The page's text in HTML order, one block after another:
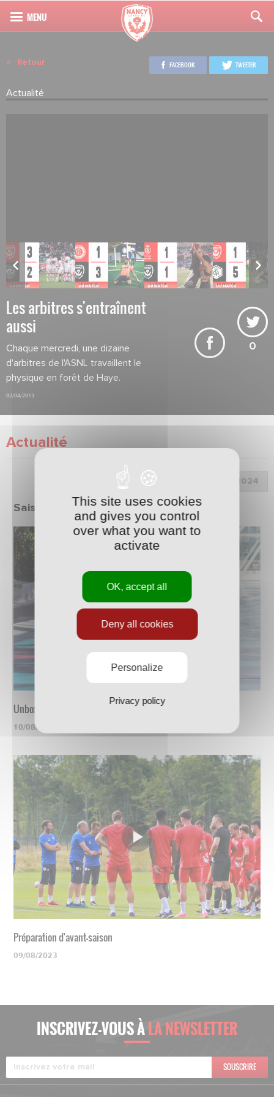
Retour
Actualité
FACEBOOK TWEETER
Les arbitres s'entraînent
aussi
Chaque mercredi, une dizaine
d'arbitres de l'ASNL travaillent le
physique en forêt de Haye.
02/04/2013
0
Actualité
Choix de la saison :
Saison 2023/2024
Unboxing du nouveau maillot
10/08/2023
Préparation d'avant-saison
09/08/2023
INSCRIVEZ-VOUS ÀLA NEWSLETTER
SOUSCRIRE
This site uses cookies
and gives you control
over what you want to
activate
OK, accept all
Deny all cookies
Personalize
Privacy policy